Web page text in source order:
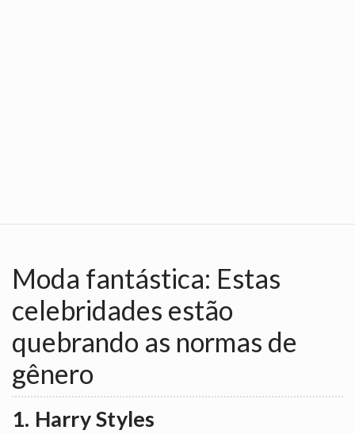
Moda fantástica: Estas
celebridades estão
quebrando as normas de
gênero
1. Harry Styles